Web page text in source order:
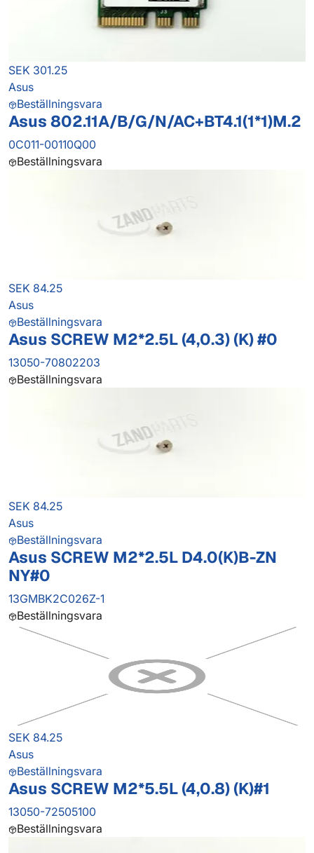
SEK 301.25
Asus
Beställningsvara
Asus 802.11A/B/G/N/AC+BT4.1(1*1)M.2
0C011-00110Q00
Beställningsvara
SEK 84.25
Asus
Beställningsvara
Asus SCREW M2*2.5L (4,0.3) (K) #0
13050-70802203
Beställningsvara
SEK 84.25
Asus
Beställningsvara
Asus SCREW M2*2.5L D4.0(K)B-ZN
NY#0
13GMBK2C026Z-1
Beställningsvara
SEK 84.25
Asus
Beställningsvara
Asus SCREW M2*5.5L (4,0.8) (K)#1
13050-72505100
Beställningsvara